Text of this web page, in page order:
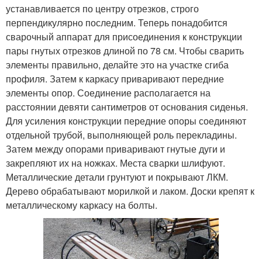
устанавливается по центру отрезков, строго
перпендикулярно последним. Теперь понадобится
сварочный аппарат для присоединения к конструкции
пары гнутых отрезков длиной по 78 см. Чтобы сварить
элементы правильно, делайте это на участке сгиба
профиля. Затем к каркасу приваривают передние
элементы опор. Соединение располагается на
расстоянии девяти сантиметров от основания сиденья.
Для усиления конструкции передние опоры соединяют
отдельной трубой, выполняющей роль перекладины.
Затем между опорами приваривают гнутые дуги и
закрепляют их на ножках. Места сварки шлифуют.
Металлические детали грунтуют и покрывают ЛКМ.
Дерево обрабатывают морилкой и лаком. Доски крепят к
металлическому каркасу на болты.